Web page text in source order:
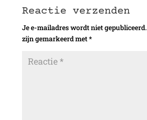
Reactie verzenden
Je e-mailadres wordt niet gepubliceerd.
zijn gemarkeerd met*